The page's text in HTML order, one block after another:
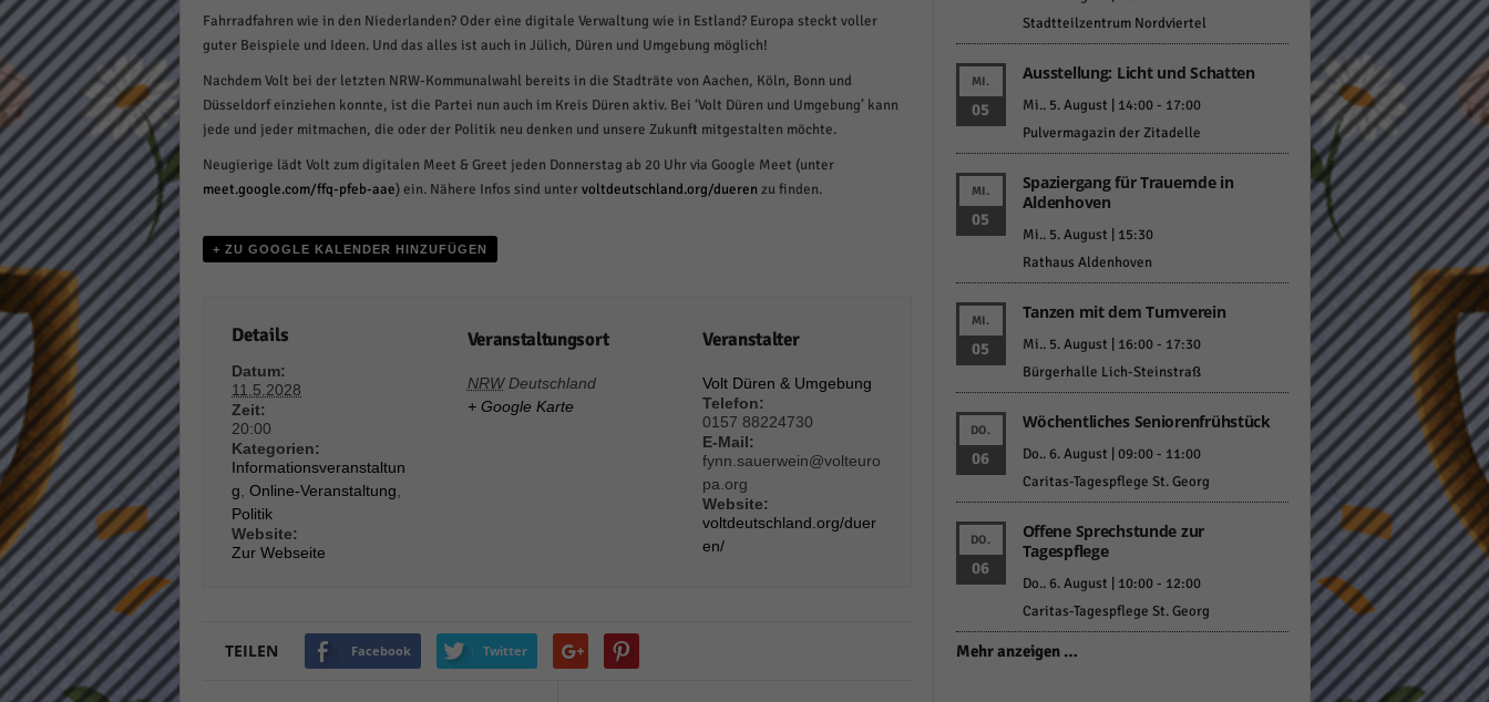
Fahrradfahren wie in den Niederlanden? Oder eine digitale Verwaltung wie in Estland? Europa steckt voller
guter Beispiele und Ideen. Und das alles ist auch in Jülich, Düren und Umgebung möglich!
Nachdem Volt bei der letzten NRW-Kommunalwahl bereits in die Stadträte von Aachen, Köln, Bonn und
Düsseldorf einziehen konnte, ist die Partei nun auch im Kreis Düren aktiv. Bei ‘Volt Düren und Umgebung’ kann
jede und jeder mitmachen, die oder der Politik neu denken und unsere Zukunft mitgestalten möchte.
Neugierige lädt Volt zum digitalen Meet & Greet jeden Donnerstag ab 20 Uhr via Google Meet (unter
meet.google.com/ffq-pfeb-aae) ein. Nähere Infos sind untervoltdeutschland.org/duerenzu finden.
+ ZU GOOGLE KALENDER HINZUFÜGEN
Details
Datum:
11.5.2028
Zeit:
20:00
Kategorien:
Informationsveranstaltun
g ,Online-Veranstaltung
Politik
Website:
Zur Webseite
Veranstaltungsort
NRW Deutschland
+ Google Karte
Veranstalter
Volt Düren & Umgebung
Telefon:
0157 88224730
E-Mail:
fynn.sauerwein@volteuro
pa.org
Website:
voltdeutschland.org/duer
en/
TEILEN Facebook Twitter
Stadtteilzentrum Nordviertel
MI.
05
Ausstellung: Licht und Schatten
Mi.. 5. August | 14:00- 17:00
Pulvermagazin der Zitadelle
MI.
05
Spaziergang für Trauernde in
Aldenhoven
Mi.. 5. August | 15:30
Rathaus Aldenhoven
MI.
05
Tanzen mit dem Turnverein
Mi.. 5. August | 16:00- 17:30
Bürgerhalle Lich-Steinstraß
DO.
06
Wöchentliches Seniorenfrühstück
Do.. 6. August | 09:00- 11:00
Caritas-Tagespflege St. Georg
DO.
06
Offene Sprechstunde zur
Tagespflege
Do.. 6. August | 10:00- 12:00
Caritas-Tagespflege St. Georg
Mehr anzeigen …
Datenschutzeinstellungen
Essenziell (1)
Essenzielle Cookies ermöglichen grundlegende Funktionen und sind für die einwandfreie
Cookie-Informationen anzeigen
Statistiken (1)
Statistik Cookies erfassen Informationen anonym. Diese Informationen helfen uns zu verstehen,
Marketing-Cookies werden von Drittanbietern oder Publishern verwendet, um personalisierte
Cookie-Informationen anzeigen
Inhalte von Videoplattformen und Social-Media-Plattformen werden standardmäßig blockiert.
Wenn Cookies von externen Medien akzeptiert werden, bedarf der Zugriff auf diese Inhalte
Cookie-Informationen anzeigen
Impressum